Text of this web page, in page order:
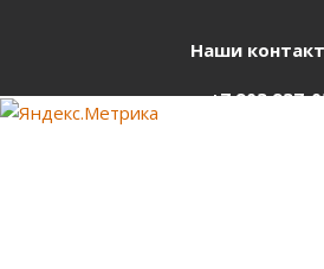
Наши
+7 903 937-